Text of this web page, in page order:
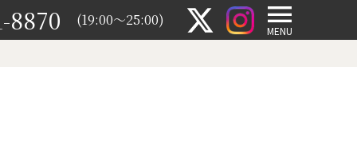
MENU
(19:00～25:00)
8870